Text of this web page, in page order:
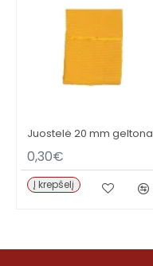
Juostelė 20 mm geltona
0,30€
Į krepšelį